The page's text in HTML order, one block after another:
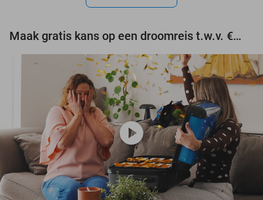
Maak gratis kans op een droomreis t.w.v. €3.000!
play_circle